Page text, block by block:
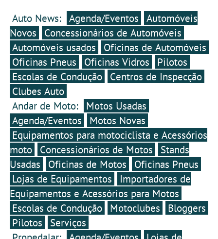
sentidos. Num formato
dinâmico e descontraído,
os convidados poderão
percorrer diferentes
estações gastronómicas,
descobrir criações
preparadas especialmente
para esta ocasião e
os chefs responsáveis por
cada proposta.
território. O certame conta
ainda com seis espaços
temáticos, dezenas de
showcookings,
workshops, concertos e
experiências para toda a
família.
maré. Pensada para a
Escadaria Central do
centro comercial, a
intervenção convida os
visitantes a descobrir uma
experiência visual que
desafia a perceção do
espaço através da forma e
Auto News: Agenda/Eventos
Automóveis
Novos
Concessionários de Automóveis
Automóveis usados
Oficinas de Automóveis
Oficinas Pneus
Oficinas Vidros
Pilotos
Escolas de Condução
Centros de Inspecção
Clubes Auto
Andar de Moto:
Motos Usadas
Agenda/Eventos
Motos Novas
Equipamentos para motociclista e Acessórios
moto
Concessionários de Motos
Stands
Usadas
Oficinas de Motos
Oficinas Pneus
Lojas de Equipamentos
Importadores de
Equipamentos e Acessórios para Motos
Escolas de Condução
Motoclubes
Bloggers
Pilotos
Serviços